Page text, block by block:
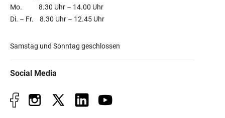
Mo. 8.30 Uhr – 14.00 Uhr
Di. – Fr. 8.30 Uhr – 12.45 Uhr
Samstag und Sonntag geschlossen
Social Media